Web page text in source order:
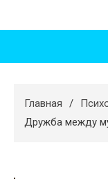
Худеем
Главная
Дружба между